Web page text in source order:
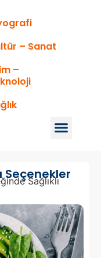
– Sanat
–
Seçenekler
Sağlıklı